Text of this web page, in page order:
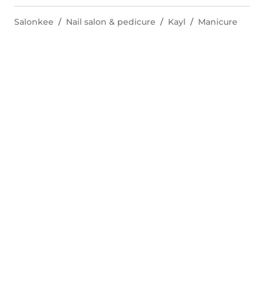
Salonkee Nail salon & pedicure Kayl Manicure